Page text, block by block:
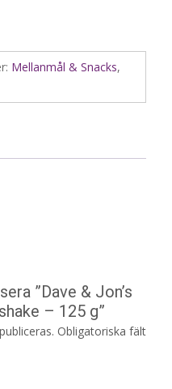
Mellanmål & Snacks,
”Dave & Jon’s
– 125 g”
Obligatoriska fält